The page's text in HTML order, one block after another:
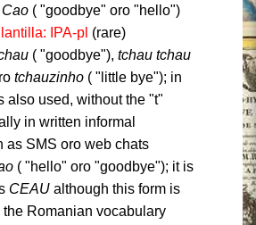
Cao ( "goodbye" oro "hello")
IPA-pl (rare)
( "goodbye"), tchau tchau
tchauzinho ( "little bye"); in
also used, without the "t"
in written informal
as SMS oro web chats
( "hello" oro "goodbye"); it is
CEAU although this form is
Romanian vocabulary